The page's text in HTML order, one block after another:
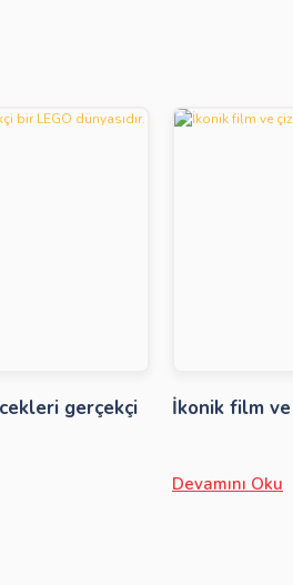
gerçekçi
İkonik film
Devamını Oku